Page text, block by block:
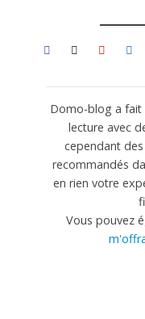
Domo-blog a fait
lecture avec
cependant
recommandés
en rien votre
Vous pouvez